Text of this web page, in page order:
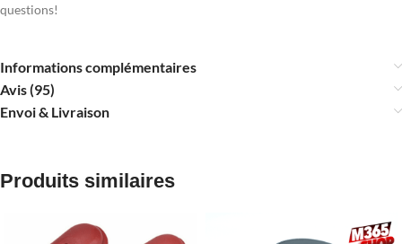
questions!
Informations complémentaires
Avis (95)
Envoi & Livraison
Produits similaires